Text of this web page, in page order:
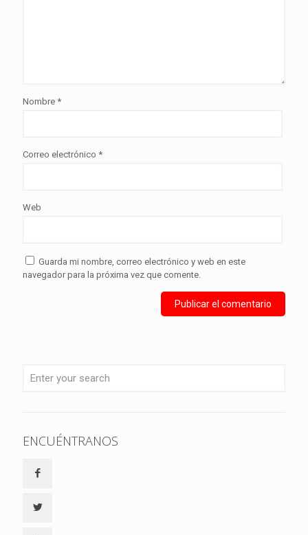
Nombre *
Correo electrónico *
Web
Guarda mi nombre, correo electrónico y web en este
navegador para la próxima vez que comente.
ENCUÉNTRANOS